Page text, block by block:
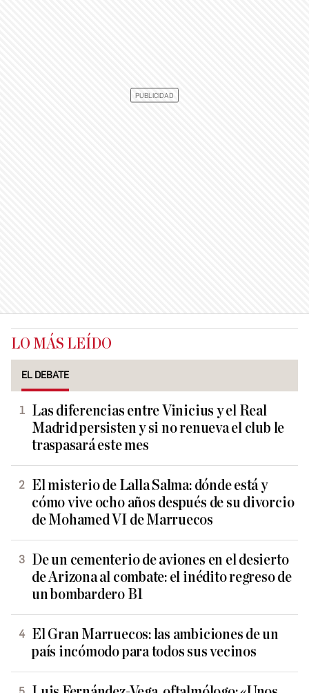
LO MÁS LEÍDO
EL DEBATE
Las diferencias entre Vinicius y el Real
Madrid persisten y si no renueva el club le
traspasará este mes
El misterio de Lalla Salma: dónde está y
cómo vive ocho años después de su divorcio
de Mohamed VI de Marruecos
De un cementerio de aviones en el desierto
de Arizona al combate: el inédito regreso de
un bombardero B1
El Gran Marruecos: las ambiciones de un
país incómodo para todos sus vecinos